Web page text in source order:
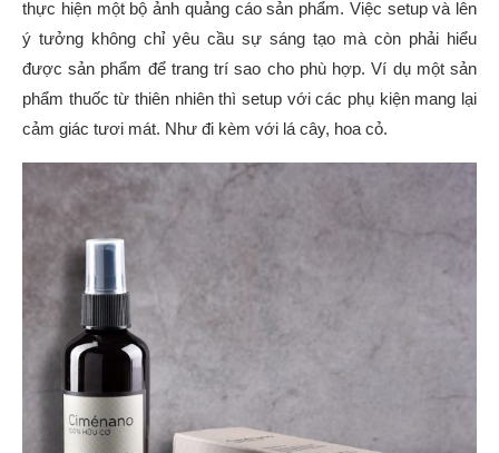
thực hiện một bộ ảnh quảng cáo sản phẩm. Việc setup và lên
ý tưởng không chỉ yêu cầu sự sáng tạo mà còn phải hiểu
được sản phẩm để trang trí sao cho phù hợp. Ví dụ một sản
phẩm thuốc từ thiên nhiên thì setup với các phụ kiện mang lại
cảm giác tươi mát. Như đi kèm với lá cây, hoa cỏ.